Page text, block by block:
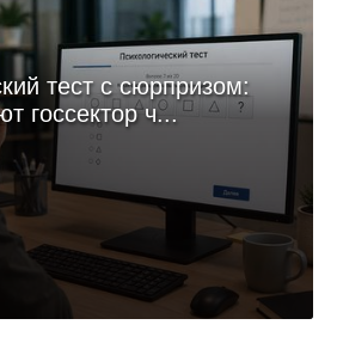
тест с сюрпризом:
госсектор ч...